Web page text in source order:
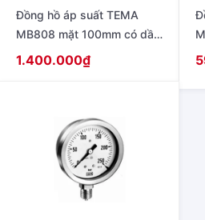
Đồng hồ áp suất TEMA
MB808 mặt 100mm có dầu
ren giữa
1.400.000₫